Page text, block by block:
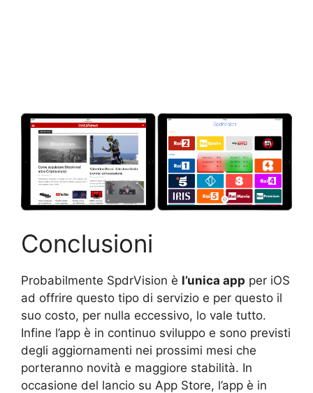
Conclusioni
Probabilmente SpdrVision è l’unica app per iOS
ad offrire questo tipo di servizio e per questo il
suo costo, per nulla eccessivo, lo vale tutto.
Infine l’app è in continuo sviluppo e sono previsti
degli aggiornamenti nei prossimi mesi che
porteranno novità e maggiore stabilità. In
occasione del lancio su App Store, l’app è in